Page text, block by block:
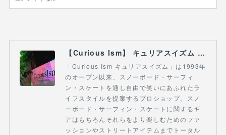
【Curious Ism】 キュリアスイズム l スノーボードショップ サーフショップ 福島県 会津若松市 郡山市 通販
「Curious Ism キュリアスイズム」は1993年
のオープン以来、スノーボード・サーフィ
ン・スケートを通し自由で笑いにあふれたラ
イフスタイルを提案するプロショップ。スノ
ーボード・サーフィン・スケートに関するギ
アはもちろんそれらをより楽しむためのファ
ッションやストリートアイテムまでトータル